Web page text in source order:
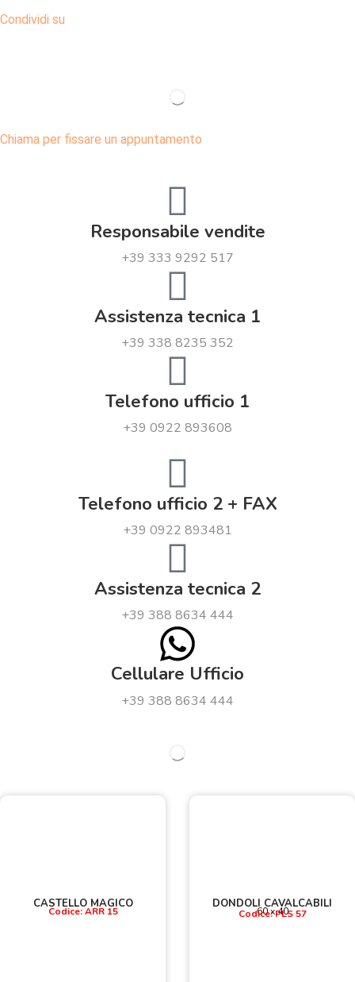
Condividi su
Chiama per fissare un appuntamento
Responsabile vendite
+39 333 9292 517
Assistenza tecnica 1
+39 338 8235 352
Telefono ufficio 1
+39 0922 893608
Telefono ufficio 2 + FAX
+39 0922 893481
Assistenza tecnica 2
+39 388 8634 444
Cellulare Ufficio
+39 388 8634 444
CASTELLO MAGICO
Codice: ARR 15
DONDOLI CAVALCABILI
60 x 40
Codice: PLS 57